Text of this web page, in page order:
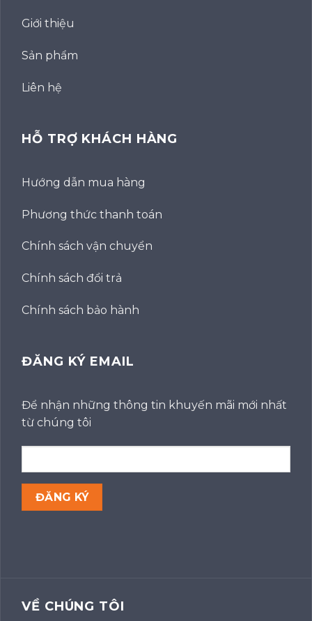
Giới thiệu
Sản phẩm
Liên hệ
HỖ TRỢ KHÁCH HÀNG
Hướng dẫn mua hàng
Phương thức thanh toán
Chính sách vận chuyển
Chính sách đổi trả
Chính sách bảo hành
ĐĂNG KÝ EMAIL
Để nhận những thông tin khuyến mãi mới nhất
từ chúng tôi
VỀ CHÚNG TÔI